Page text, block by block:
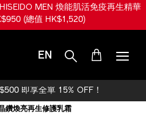
MEN 煥能肌活免疫再生精華
(總值 HK$1,520)
EN
即享全單 15% OFF！
鑽煥亮再生修護乳霜